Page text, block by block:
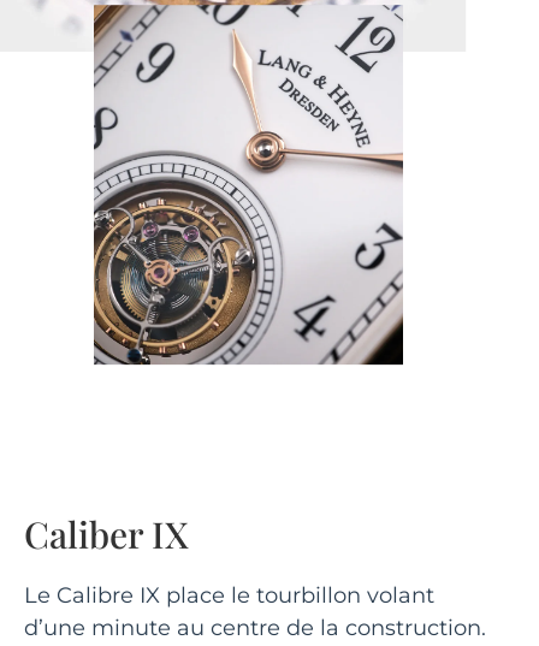
Caliber IX
Le Calibre IX place le tourbillon volant
d’une minute au centre de la construction.